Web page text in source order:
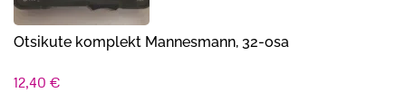
Otsikute komplekt Mannesmann, 32-osa
12,40 €